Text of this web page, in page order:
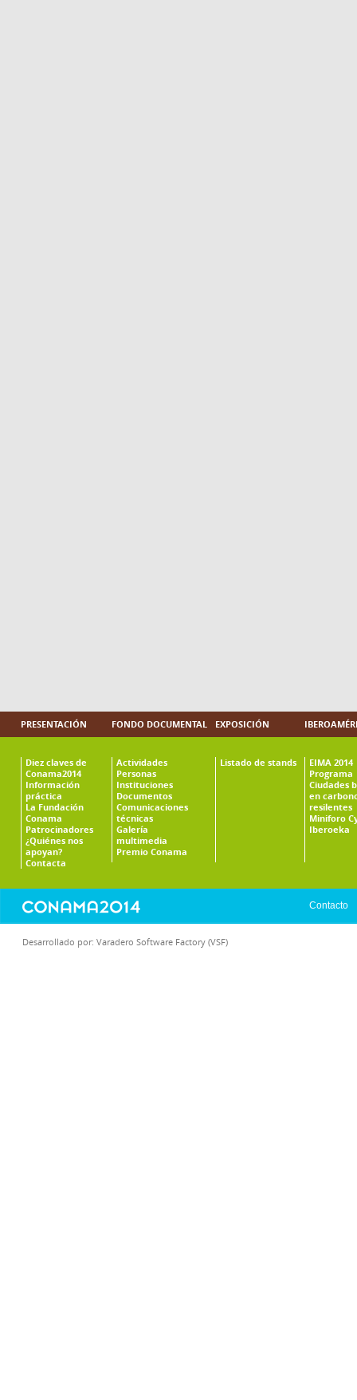
PRESENTACIÓN
Diez claves de
Conama2014
Información
práctica
La Fundación
Conama
Patrocinadores
¿Quiénes nos
apoyan?
Contacta
FONDO DOCUMENTAL
Actividades
Personas
Instituciones
Documentos
Comunicaciones
técnicas
Galería
multimedia
Premio Conama
EXPOSICIÓN
Listado de stands
EIMA 2014
Programa
Ciudades
en
resilentes
Miniforo
Iberoeka
Contacto
Desarrollado por: Varadero Software Factory (VSF)